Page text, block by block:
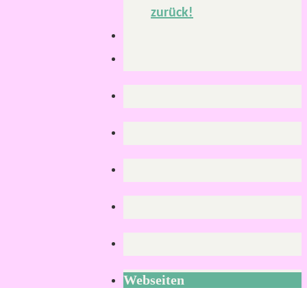
zurück!
Webseiten